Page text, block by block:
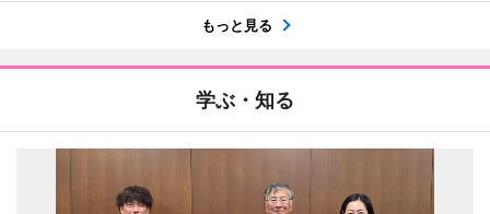
もっと見る
学ぶ・知る